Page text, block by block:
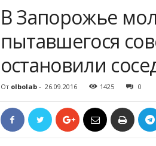
В Запорожье
пытавшегося
остановили
От olbolab- 26.09.2016 1425 0